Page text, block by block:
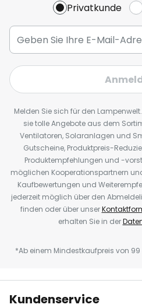
Privatkunde
Melden Sie sich für den
sie tolle Angebote aus dem
Ventilatoren, Solaranlagen und
Gutscheine, Produktpreis-
Produktempfehlungen und -
möglichen Kooperationspartnern
Kaufbewertungen und
jederzeit möglich über den
finden oder über unser
erhalten Sie in der
*Ab einem Mindestkaufpreis von
Kundenservice